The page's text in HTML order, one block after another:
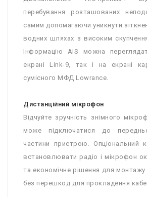
перебування розташованих
самим допомагаючи уникнути
водних шляхах з високим
Інформацію AIS можна
екрані Link-9, так і на екрані
сумісного МФД Lowrance.
Дистанційний мікрофон
Відчуйте зручність знімного
може підключатися до
частини пристрою. Опціональний
встановлювати радіо і мікрофон
та економічне рішення для монтажу
без перешкод для прокладення